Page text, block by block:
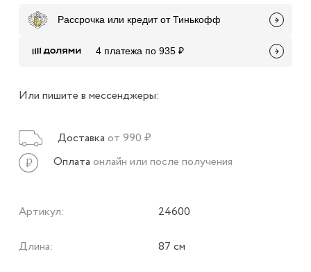
Рассрочка или кредит от Тинькофф
4 платежа по 935 ₽
Или пишите в мессенджеры:
Доставка от 990 ₽
Оплата онлайн или после получения
Артикул: 24600
Длина: 87 см